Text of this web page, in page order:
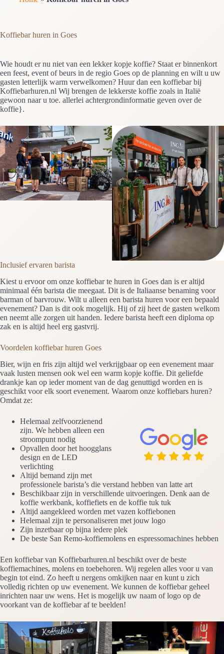
Koffiebar huren in Goes
Wie houdt er nu niet van een lekker kopje koffie? Staat er binnenkort
een feest, event of beurs in de regio Goes op de planning en wilt u uw
gasten letterlijk warm verwelkomen? Huur dan een koffiebar bij
Koffiebarhuren.nl Wij brengen de lekkerste koffie zoals in Italië
gewoon naar u toe. allerlei achtergrondinformatie geven over de
koffie}.
Inclusief ervaren barista
Kiest u ervoor om onze koffiebar te huren in Goes dan is er altijd
minimaal één barista die meegaat. Dit is de Italiaanse benaming voor
barman of barvrouw. Wilt u alleen een barista huren voor een bepaald
evenement? Dan is dit ook mogelijk. Hij of zij heet de gasten welkom
en neemt alle zorgen uit handen. Iedere barista heeft een diploma op
zak en is altijd heel erg gastvrij.
Voordelen koffiebar huren Goes
Bier, wijn en fris zijn altijd wel verkrijgbaar op een evenement maar
vaak lusten mensen ook wel een warm kopje koffie. Dit geliefde
drankje kan op ieder moment van de dag genuttigd worden en is
geschikt voor elk soort evenement. Waarom onze koffiebars huren?
Omdat ze:
Helemaal zelfvoorzienend
zijn. We hebben alleen een
stroompunt nodig
Opvallen door het hoogglans
design en de LED
verlichting
Altijd bemand zijn met
professionele barista’s die verstand hebben van latte art
Beschikbaar zijn in verschillende uitvoeringen. Denk aan de
koffie werkbank, koffiefiets en de koffie tuk tuk
Altijd aangekleed worden met vazen koffiebonen
Helemaal zijn te personaliseren met jouw logo
Zijn inzetbaar op bijna iedere plek
De beste San Remo-koffiemolens en espressomachines hebben
Een koffiebar van Koffiebarhuren.nl beschikt over de beste
koffiemachines, molens en toebehoren. Wij regelen alles voor u van
begin tot eind. Zo heeft u nergens omkijken naar en kunt u zich
volledig richten op uw evenement. We kunnen de koffiebar geheel
inrichten naar uw wens. Het is mogelijk uw naam of logo op de
voorkant van de koffiebar af te beelden!